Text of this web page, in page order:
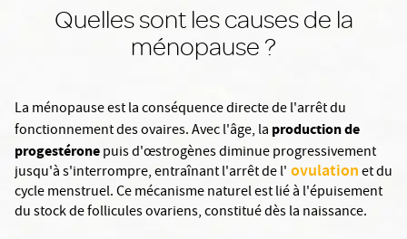
Quelles sont les causes de la
ménopause ?
La ménopause est la conséquence directe de l'arrêt du
fonctionnement des ovaires. Avec l'âge, la production de
progestéronepuis d'œstrogènes diminue progressivement
jusqu'à s'interrompre, entraînant l'arrêt de l' ovulationet du
cycle menstruel. Ce mécanisme naturel est lié à l'épuisement
du stock de follicules ovariens, constitué dès la naissance.